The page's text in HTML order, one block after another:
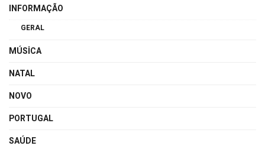
INFORMAÇÃO
GERAL
MÚSICA
NATAL
NOVO
PORTUGAL
SAÚDE